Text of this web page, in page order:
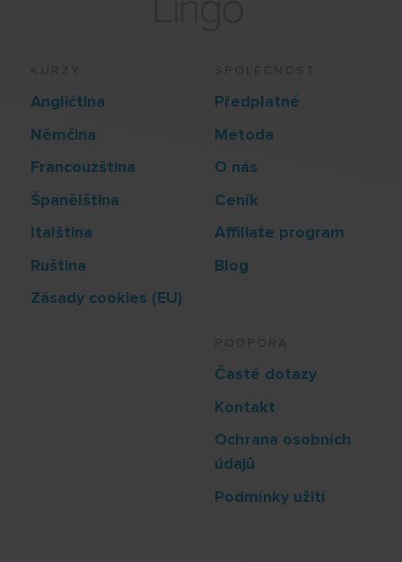
Angličtina
Němčina
Francouzština
Španělština
Italština
Ruština
Zásady cookies (EU)
Předplatné
Metoda
O nás
Ceník
Affiliate program
Blog
Časté dotazy
Kontakt
Ochrana osobních
údajů
Podmínky užití